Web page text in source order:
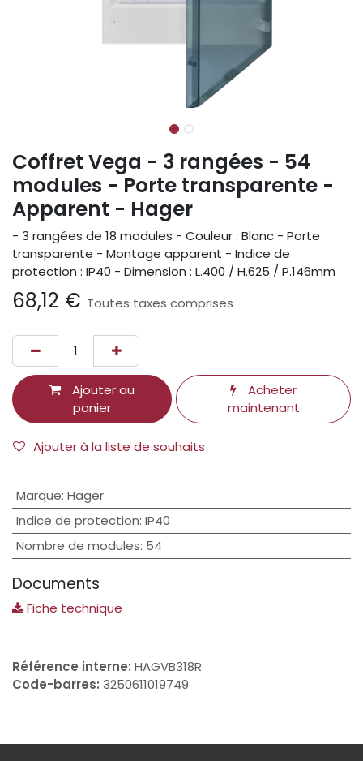
Coffret Vega - 3 rangées - 54
modules - Porte transparente -
Apparent - Hager
- 3 rangées de 18 modules - Couleur : Blanc - Porte
transparente - Montage apparent - Indice de
protection : IP40 - Dimension : L.400 / H.625 / P.146mm
68,12 € Toutes taxes comprises
Ajouter au
panier
Acheter
maintenant
Ajouter à la liste de souhaits
Marque: Hager
Indice de protection: IP40
Nombre de modules: 54
Documents
Fiche technique
Référence interne: HAGVB318R
Code-barres: 3250611019749